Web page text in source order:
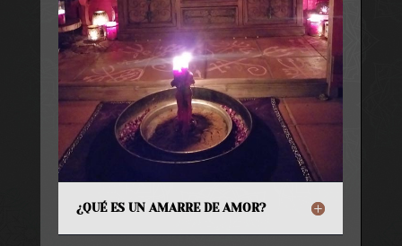
¿QUÉ ES UN AMARRE DE AMOR?